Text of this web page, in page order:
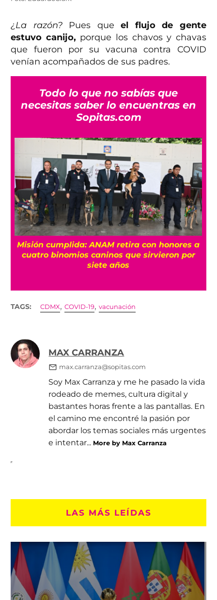
¿La razón?Pues que el flujo de gente
estuvo canijo, porque los chavos y chavas
que fueron por su vacuna contra COVID
venían acompañados de sus padres.
Todo lo que no sabías que
necesitas saber lo encuentras en
Sopitas.com
Misión cumplida: ANAM retira con honores a
cuatro binomios caninos que sirvieron por
siete años
TAGS: CDMX,COVID-19,vacunación
MAX CARRANZA
max.carranza@sopitas.com
Soy Max Carranza y me he pasado la vida
rodeado de memes, cultura digital y
bastantes horas frente a las pantallas. En
el camino me encontré la pasión por
abordar los temas sociales más urgentes
e intentar... More by Max Carranza
LAS MÁS LEÍDAS